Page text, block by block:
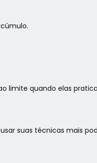
limite quando elas
suas técnicas mais